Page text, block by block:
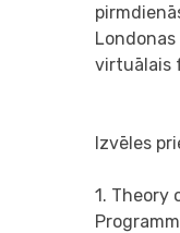
virtuālais
Izvēles
1. Theory